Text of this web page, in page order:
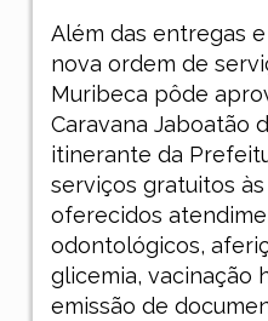
Além das entregas
nova ordem de
Muribeca pôde
Caravana Jaboatão
itinerante da
serviços gratuitos
oferecidos
odontológicos,
glicemia, vacinação
emissão de